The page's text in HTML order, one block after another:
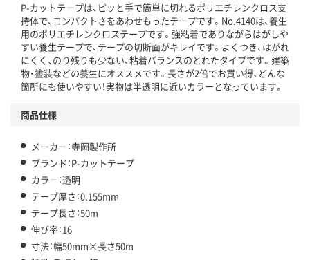
P-カットテープは、ピッと手で簡単に切れるポリエチレンクロス支
持体で、コンパクトさをあわせもったテープです。No.4140は、養生
用のポリエチレンクロステープです。強粘着でありながらはがしや
すい養生テープで、テープの切断面がキレイです。よくつき、はがれ
にくく、のり残りも少ない、粘着バランスのとれたタイプです。建築
物・塗装などの養生にオススメです。長さが2倍でお買い得、どんな
箇所にも使いやすい！実物は半透明に近いカラーとなっています。
商品仕様
メーカー：寺岡製作所
ブランド：P-カットテープ
カラー：透明
テープ厚さ：0.155mm
テープ長さ：50m
伸び率：16
寸法：幅50mm×長さ50m